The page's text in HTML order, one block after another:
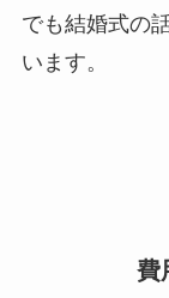
でも結婚式の
います。
費